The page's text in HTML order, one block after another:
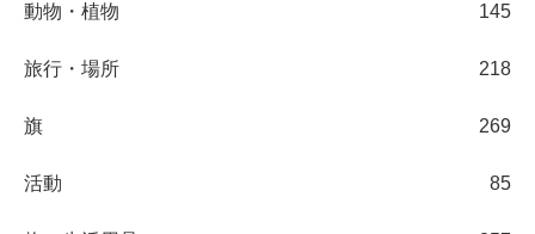
動物・植物 145
旅行・場所 218
旗 269
活動 85